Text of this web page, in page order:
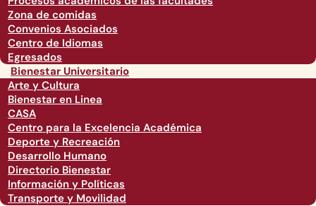
Zona de comidas
Convenios Asociados
Centro de Idiomas
Egresados
Bienestar Universitario
Arte y Cultura
Bienestar en Linea
CASA
Centro para la Excelencia Académica
Deporte y Recreación
Desarrollo Humano
Directorio Bienestar
Información y Políticas
Transporte y Movilidad